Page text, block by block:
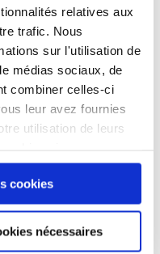
relatives aux
trafic. Nous
sur l'utilisation de
médias sociaux, de
combiner celles-ci
leur avez fournies
utilisation de leurs
cookies
nécessaires
Comme elle
peut pas trouver
elle passe
endroit où
Elle ne
sur sa
structures
être une
elle refuse.